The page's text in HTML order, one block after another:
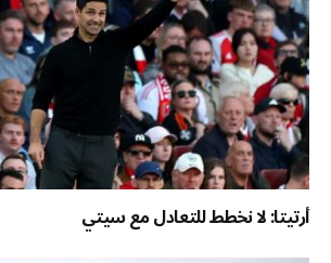
أرتيتا: لا نخطط للتعادل مع سيتي